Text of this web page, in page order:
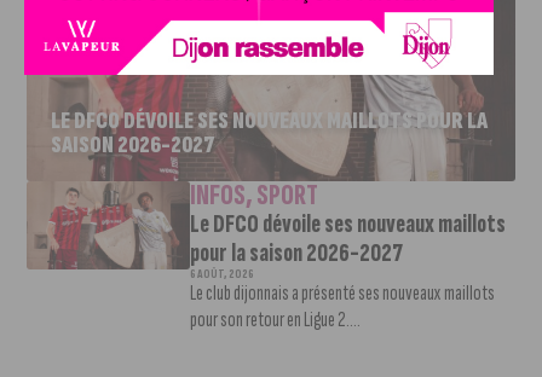
LE DFCO DÉVOILE SES NOUVEAUX MAILLOTS POUR LA
SAISON 2026-2027
INFOS,SPORT
Le DFCO dévoile ses nouveaux maillots
pour la saison 2026-2027
6 AOÛT, 2026
Le club dijonnais a présenté ses nouveaux maillots
pour son retour en Ligue 2....